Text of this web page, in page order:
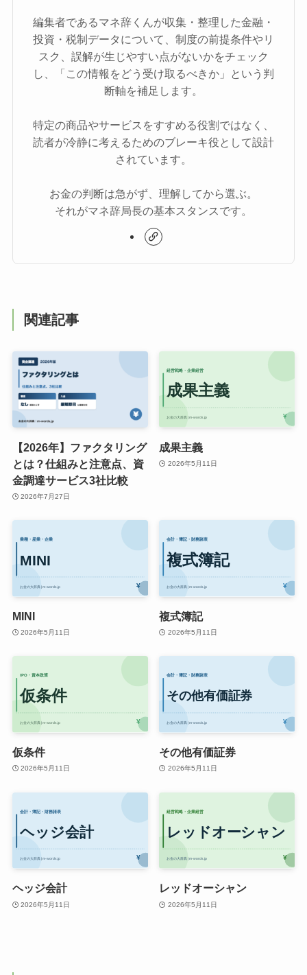
編集者であるマネ辞くんが収集・整理した金融・
投資・税制データについて、制度の前提条件やリ
スク、誤解が生じやすい点がないかをチェック
し、「この情報をどう受け取るべきか」という判
断軸を補足します。
特定の商品やサービスをすすめる役割ではなく、
読者が冷静に考えるためのブレーキ役として設計
されています。
お金の判断は急がず、理解してから選ぶ。
それがマネ辞局長の基本スタンスです。
関連記事
【2026年】ファクタリング
とは？仕組みと注意点、資
金調達サービス3社比較
2026年7月27日
成果主義
2026年5月11日
MINI
2026年5月11日
複式簿記
2026年5月11日
仮条件
2026年5月11日
その他有価証券
2026年5月11日
ヘッジ会計
2026年5月11日
レッドオーシャン
2026年5月11日